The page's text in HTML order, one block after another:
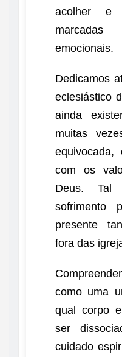
acolher e
emocionais.
Dedicamos
eclesiástico
ainda
muitas
equivocada,
com os
Deus.
sofrimento
presente
fora das
como uma
qual corpo
ser
cuidado